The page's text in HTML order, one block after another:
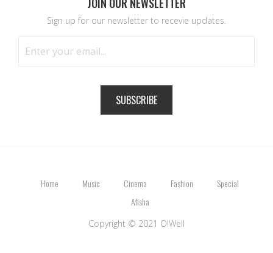
Sign up for our newsletter to recevie updates.
SUBSCRIBE
Home Music Cinema Fashion
Special
Afisha
Copyright © 2021 O!Well